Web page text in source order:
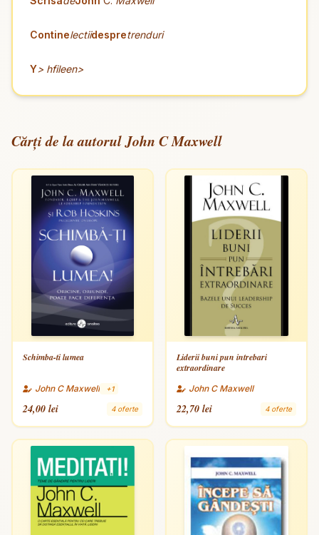
Continelectiidespretrenduri
Y> hfileen>
Cărți de la autorul John C Maxwell
Schimba-ti lumea
John C Maxwell +1
24,00 lei 4 oferte
Liderii buni pun intrebari
extraordinare
John C Maxwell
22,70 lei 4 oferte